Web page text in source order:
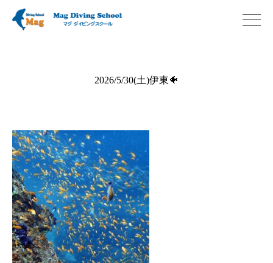
2026/5/30(土)伊東🐠